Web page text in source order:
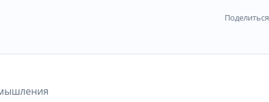
Поделиться